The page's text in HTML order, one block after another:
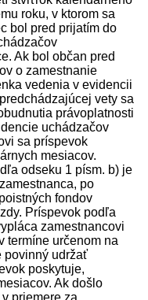
roku, v ktorom sa
bol pred prijatím do
Ak bol občan pred
o zamestnanie
vedenia v evidencii
vety sa
právoplatnosti
uchádzačov
sa príspevok
mesiacov.
odseku 1 písm. b) je
po
fondov
Príspevok podľa
zamestnancovi
termíne určenom na
povinný udržať
poskytuje,
Ak došlo
priemere za